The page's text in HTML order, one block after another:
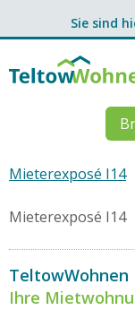
Sie sind
Mieterexposé I14
Mieterexposé I14
TeltowWohnen
Ihre